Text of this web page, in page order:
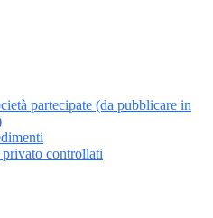
partecipate (da pubblicare in
controllati